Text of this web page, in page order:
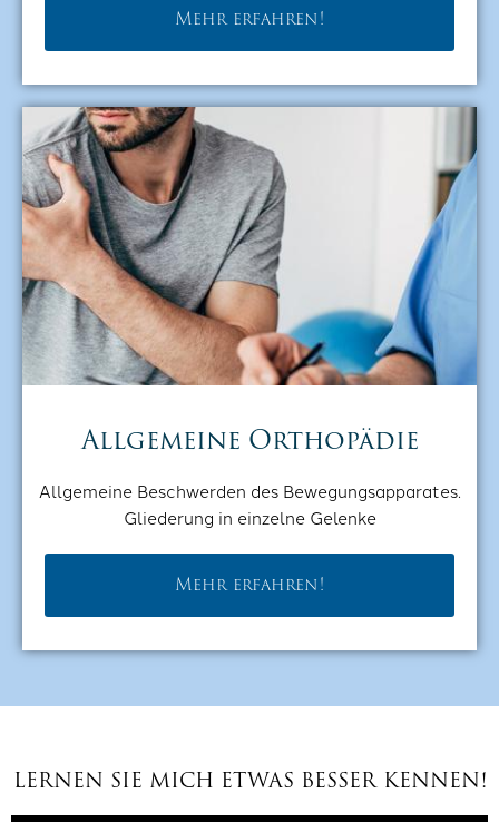
Mehr erfahren!
Allgemeine Orthopädie
Allgemeine Beschwerden des Bewegungsapparates.
Gliederung in einzelne Gelenke
Mehr erfahren!
LERNEN SIE MICH ETWAS BESSER KENNEN!